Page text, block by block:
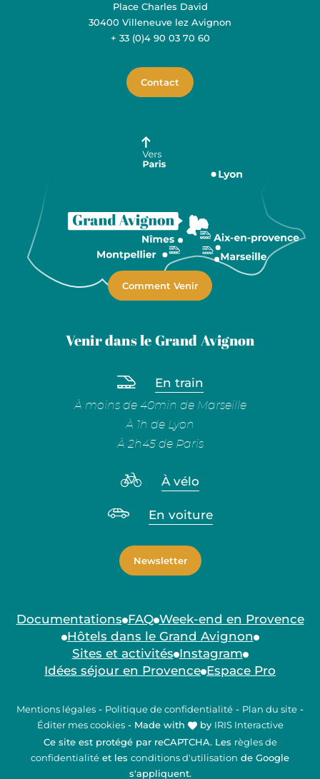
Place Charles David
30400 Villeneuve lez Avignon
+ 33 (0)4 90 03 70 60
Contact
Comment Venir
Venir dans le Grand Avignon
En train
À moins de 40min de Marseille
À 1h de Lyon
À 2h45 de Paris
À vélo
En voiture
Newsletter
Documentations FAQ Week-end en Provence
Hôtels dans le Grand Avignon
Sites et activités Instagram
Idées séjour en Provence Espace Pro
Mentions légales - Politique de confidentialité - Plan du site -
Éditer mes cookies - Made with by IRIS Interactive
Ce site est protégé par reCAPTCHA. Les règles de
confidentialité et les conditions d'utilisation de Google
s'appliquent.